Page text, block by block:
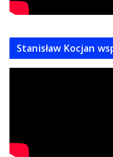
Stanisław Kocjan